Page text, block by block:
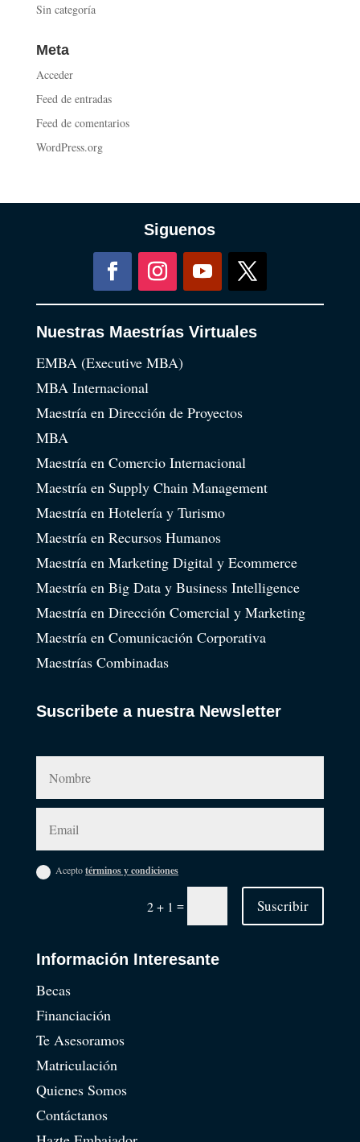
Sin categoría
Meta
Acceder
Feed de entradas
Feed de comentarios
WordPress.org
Siguenos
Nuestras Maestrías Virtuales
EMBA (Executive MBA)
MBA Internacional
Maestría en Dirección de Proyectos
MBA
Maestría en Comercio Internacional
Maestría en Supply Chain Management
Maestría en Hotelería y Turismo
Maestría en Recursos Humanos
Maestría en Marketing Digital y Ecommerce
Maestría en Big Data y Business Intelligence
Maestría en Dirección Comercial y Marketing
Maestría en Comunicación Corporativa
Maestrías Combinadas
Suscribete a nuestra Newsletter
Aceptotérminos y condiciones
2 + 1 = Suscribir
Información Interesante
Becas
Financiación
Te Asesoramos
Matriculación
Quienes Somos
Contáctanos